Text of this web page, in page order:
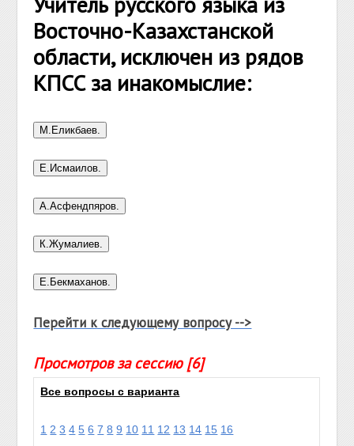
Восточно-Казахстанской
области, исключен из рядов
КПСС за инакомыслие:
Перейти к следующему вопросу -->
Просмотров за сессию [6]
Все вопросы с варианта
1 2 3 4 5 6 7 8 9 10 11 12 13 14 15 16